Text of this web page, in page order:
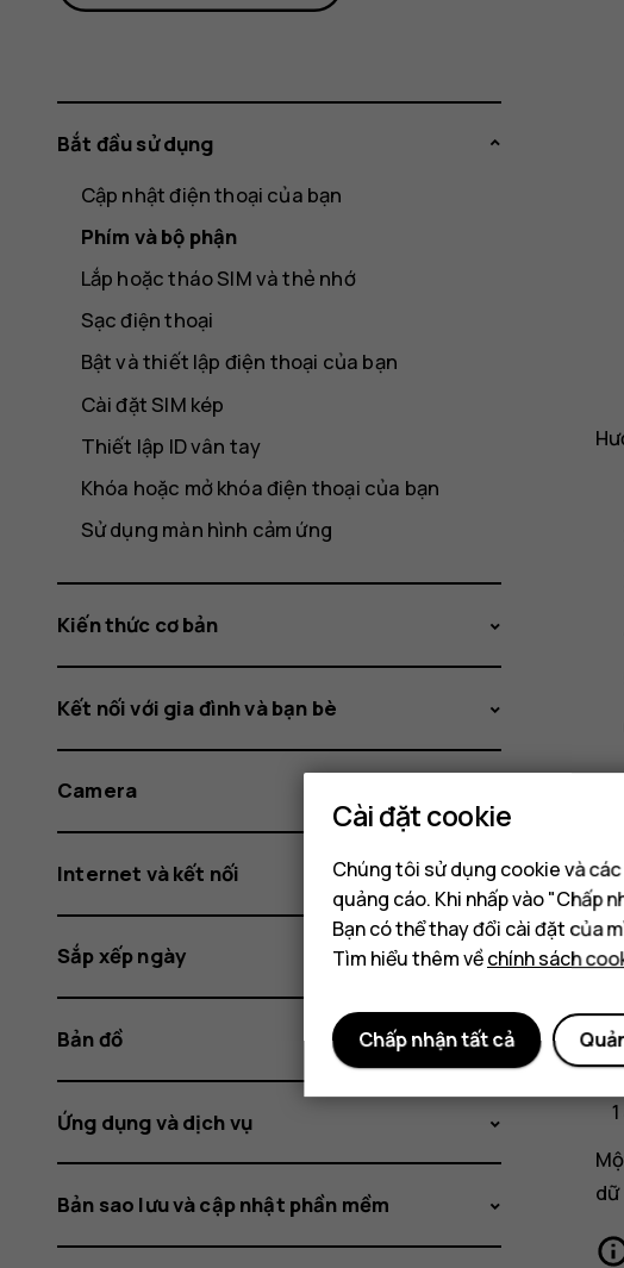
Bắt đầu sử dụng
Cập nhật điện thoại của bạn
Phím và bộ phận
Lắp hoặc tháo SIM và thẻ nhớ
Sạc điện thoại
Bật và thiết lập điện thoại của bạn
Cài đặt SIM kép
Thiết lập ID vân tay
Khóa hoặc mở khóa điện thoại của bạn
Sử dụng màn hình cảm ứng
Kiến thức cơ bản
Kết nối với gia đình và bạn bè
Camera
Internet và kết nối
Sắp xếp ngày
Bản đồ
Ứng dụng và dịch vụ
Bản sao lưu và cập nhật phần mềm
Cài đặt cookie
Chúng tôi sử dụng cookie và
quảng cáo. Khi nhấp vào "Chấp
Bạn có thể thay đổi cài đặt của
Tìm hiểu thêm vềchính sách
Chấp nhận tất cả